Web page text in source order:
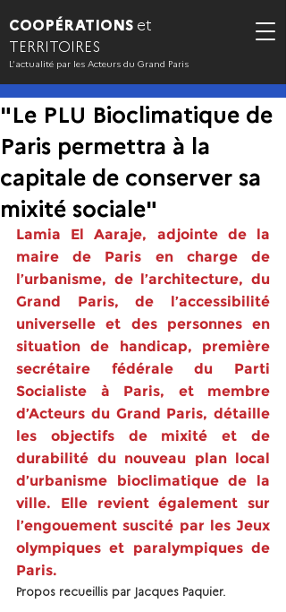
L’actualité par les Acteurs du Grand Paris
COOPÉRATIONS et
TERRITOIRES
"Le PLU Bioclimatique de
Paris permettra à la
capitale de conserver sa
mixité sociale"
Lamia El Aaraje, adjointe de la
maire de Paris en charge de
l’urbanisme, de l’architecture, du
Grand Paris, de l’accessibilité
universelle et des personnes en
situation de handicap, première
secrétaire fédérale du Parti
Socialiste à Paris, et membre
d’Acteurs du Grand Paris, détaille
les objectifs de mixité et de
durabilité du nouveau plan local
d’urbanisme bioclimatique de la
ville. Elle revient également sur
l’engouement suscité par les Jeux
olympiques et paralympiques de
Paris.
Propos recueillis par Jacques Paquier.